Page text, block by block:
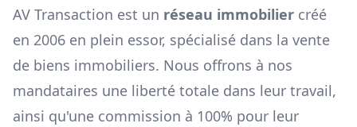
AV Transaction est un réseau immobilier créé
en 2006 en plein essor, spécialisé dans la vente
de biens immobiliers. Nous offrons à nos
mandataires une liberté totale dans leur travail,
ainsi qu'une commission à 100% pour leur